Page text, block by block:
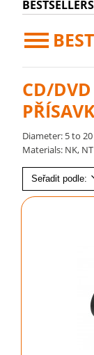
BESTSELLERS
CD/
Diameter: 5 to
Materials: NK,
Seřadit podle: